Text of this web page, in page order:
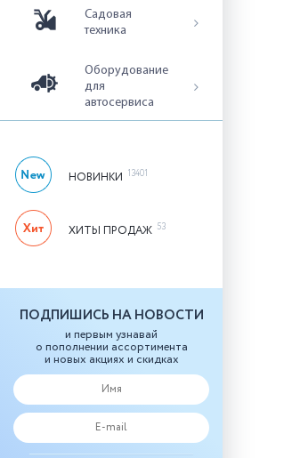
Садовая
техника
Оборудование
для
автосервиса
НОВИНКИ 13401
ХИТЫ ПРОДАЖ 53
ПОДПИШИСЬ НА НОВОСТИ
и первым узнавай
о пополнении ассортимента
и новых акциях и скидках